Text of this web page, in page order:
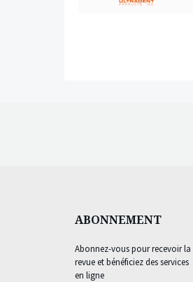
ABONNEMENT
Abonnez-vous pour recevoir la
revue et bénéficiez des services
en ligne